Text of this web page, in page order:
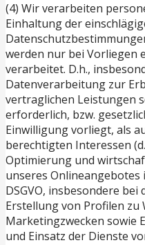
(4) Wir verarbeiten
Einhaltung der
werden nur bei Vorliegen
verarbeitet. D.h.,
Datenverarbeitung zur
vertraglichen Leistungen
erforderlich, bzw.
Einwilligung vorliegt, als
berechtigten Interessen
Optimierung und
unseres Onlineangebotes
DSGVO, insbesondere
Erstellung von Profilen zu
Marketingzwecken sowie
und Einsatz der Dienste